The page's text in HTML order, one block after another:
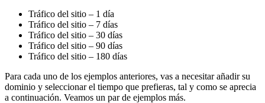
Tráfico del sitio – 1 día
Tráfico del sitio – 7 días
Tráfico del sitio – 30 días
Tráfico del sitio – 90 días
Tráfico del sitio – 180 días
Para cada uno de los ejemplos anteriores, vas a necesitar añadir su
dominio y seleccionar el tiempo que prefieras, tal y como se aprecia
a continuación. Veamos un par de ejemplos más.